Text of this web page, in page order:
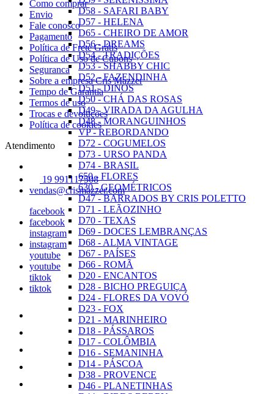
D58 - SAFARI BABY
D57 - HELENA
D65 - CHEIRO DE AMOR
D56 - DREAMS
D54 - TRADIÇÕES
D53 - SHABBY CHIC
D52 - FAZENDINHA
D51 - DINOS
D50 - CHÁ DAS ROSAS
D49 - VIRADA DA AGULHA
D48 - MORANGUINHOS
VP - REBORDANDO
D72 - COGUMELOS
D73 - URSO PANDA
D74 - BRASIL
650 - FLORES
630 - GEOMÉTRICOS
D47 - BARRADOS BY CRIS POLETTO
D71 - LEÃOZINHO
D70 - TEXAS
D69 - DOCES LEMBRANÇAS
D68 - ALMA VINTAGE
D67 - PAÍSES
D66 - ROMÃ
D20 - ENCANTOS
D28 - BICHO PREGUIÇA
D24 - FLORES DA VOVÓ
D23 - FOX
D21 - MARINHEIRO
D18 - PÁSSAROS
D17 - COLÔMBIA
D16 - SEMANINHA
D14 - PÁSCOA
D38 - PROVENCE
D46 - PLANETINHAS
Como comprar
Envio
Fale conosco
Pagamento
Política de Frete Grátis
Política de Uso de Cupons
Seguranca
Sobre a empresa Cris Mazzer
Tempo de Garantia
Termos de uso
Trocas e devoluções
Política de cookies
Atendimento
19 991117508
vendas@crismazzer.com
facebook
facebook
instagram
instagram
youtube
youtube
tiktok
tiktok